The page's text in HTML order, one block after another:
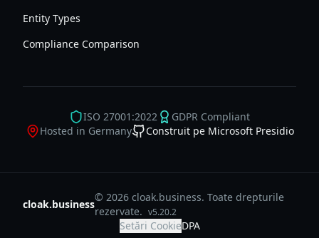
Entity Types
Compliance Comparison
ISO 27001:2022
GDPR Compliant
Hosted in Germany
Construit pe Microsoft Presidio
cloak.business
© 2026 cloak.business. Toate drepturile
rezervate. v5.20.2
Setări CookieDPA